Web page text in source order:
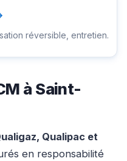
réversible, entretien.
à Saint-
Qualipac et
en responsabilité